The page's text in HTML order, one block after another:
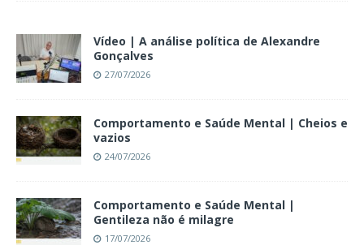
Vídeo | A análise política de Alexandre
Gonçalves
27/07/2026
Comportamento e Saúde Mental | Cheios e
vazios
24/07/2026
Comportamento e Saúde Mental |
Gentileza não é milagre
17/07/2026